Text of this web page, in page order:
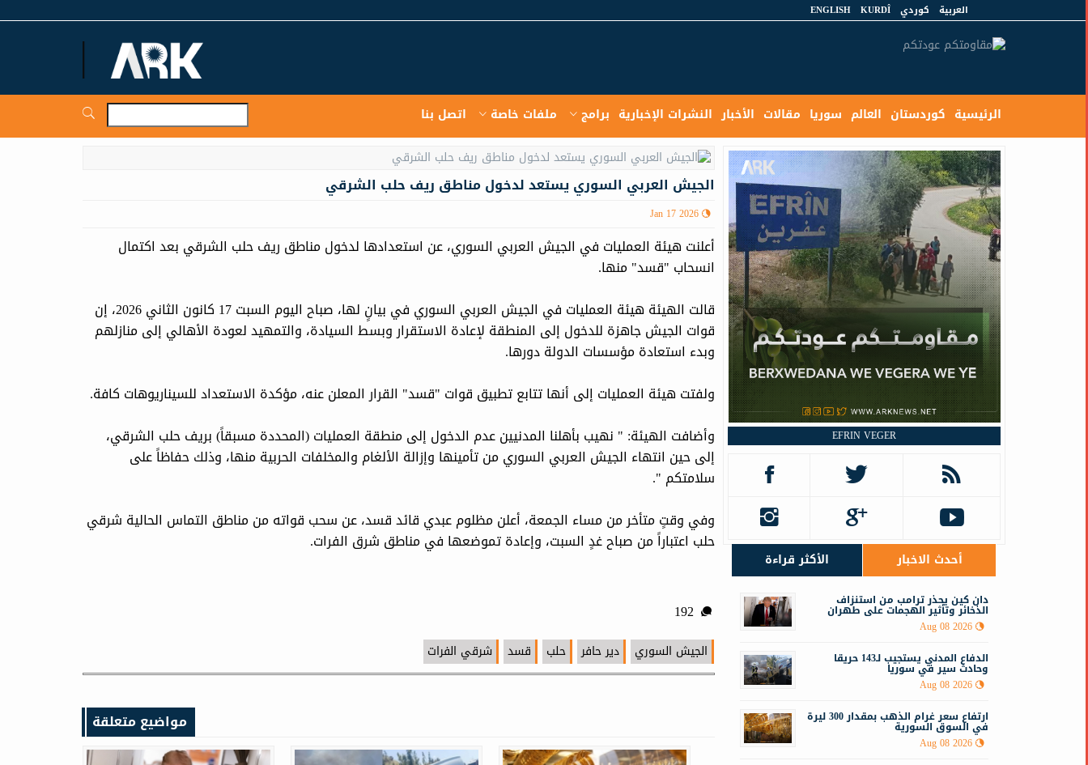
العربية كوردي KURDÎ
ENGLISH
الرئيسية كوردستان العالم سوريا مقالات الأخبار النشرات الإخبارية برامج ملفات خاصة اتصل بنا
الجيش العربي السوري يستعد لدخول مناطق ريف حلب الشرقي
Jan 17 2026
أعلنت هيئة العمليات في الجيش العربي السوري، عن استعدادها لدخول مناطق ريف حلب الشرقي بعد اكتمال
انسحاب "قسد" منها.
قالت الهيئة هيئة العمليات في الجيش العربي السوري في بيانٍ لها، صباح اليوم السبت 17 كانون الثاني 2026، إن
قوات الجيش جاهزة للدخول إلى المنطقة لإعادة الاستقرار وبسط السيادة، والتمهيد لعودة الأهالي إلى منازلهم
وبدء استعادة مؤسسات الدولة دورها.
ولفتت هيئة العمليات إلى أنها تتابع تطبيق قوات "قسد" القرار المعلن عنه، مؤكدة الاستعداد للسيناريوهات كافة.
وأضافت الهيئة: " نهيب بأهلنا المدنيين عدم الدخول إلى منطقة العمليات (المحددة مسبقاً) بريف حلب الشرقي،
إلى حين انتهاء الجيش العربي السوري من تأمينها وإزالة الألغام والمخلفات الحربية منها، وذلك حفاظاً على
سلامتكم ".
وفي وقتٍ متأخر من مساء الجمعة، أعلن مظلوم عبدي قائد قسد، عن سحب قواته من مناطق التماس الحالية شرقي
حلب اعتباراً من صباح غدٍ السبت، وإعادة تموضعها في مناطق شرق الفرات.
192
الجيش السوري دير حافر حلب قسد شرقي الفرات
مواضيع متعلقة
EFRIN VEGER
أحدث الاخبار الأكثر قراءة
دان كين يحذر ترامب من استنزاف
الذخائر وتأثير الهجمات على طهران
Aug 08 2026
الدفاع المدني يستجيب لـ143 حريقا
وحادث سير في سوريا
Aug 08 2026
ارتفاع سعر غرام الذهب بمقدار 300 ليرة
في السوق السورية
Aug 08 2026